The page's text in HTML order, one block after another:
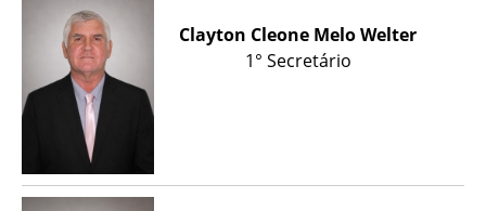
Clayton Cleone Melo Welter
1° Secretário